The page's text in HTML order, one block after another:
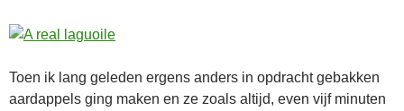
Toen ik lang geleden ergens anders in opdracht gebakken
aardappels ging maken en ze zoals altijd, even vijf minuten